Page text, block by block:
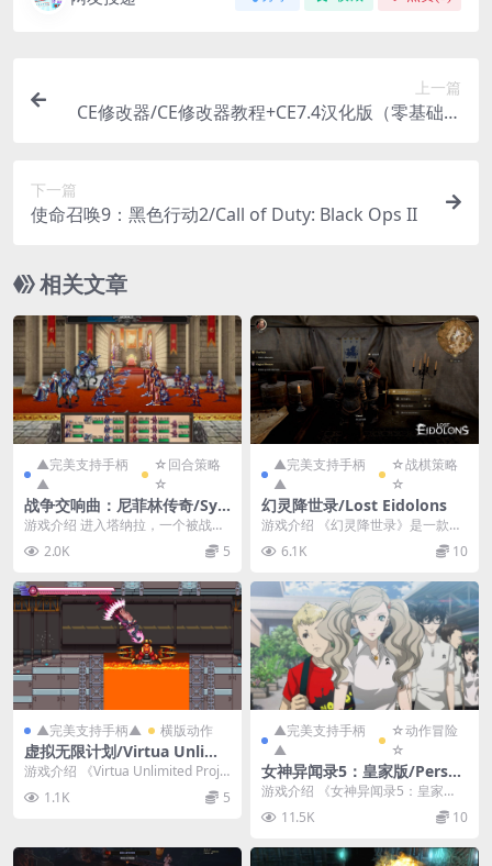
上一篇
CE修改器/CE修改器教程+CE7.4汉化版（零基础学
下一篇
使命召唤9：黑色行动2/Call of Duty: Black Ops II
相关文章
▲完美支持手柄
▲
☆回合策略
☆
战争交响曲：尼菲林传奇/Sy
mphony of War: The Nephi
游戏介绍 进入塔纳拉，一个被战争
蹂躏的土地。你，一个出身卑微的
学院毕业生，将成长...
2.0K 5
▲完美支持手柄
▲
☆战棋策略
☆
幻灵降世录/Lost Eidolons
游戏介绍 《幻灵降世录》是一款回
合制战术角色扮演类游戏。通过扣
人心弦的电影化叙事...
6.1K 10
▲完美支持手柄▲ 横版动作
虚拟无限计划/Virtua Unlimit
ed Project
游戏介绍 《Virtua Unlimited Proje
1.1K 5
▲完美支持手柄
▲
☆动作冒险
☆
女神异闻录5：皇家版/Person
a 5 Royal
游戏介绍 《女神异闻录5：皇家
版》是《女神异闻录5》的强化版。
包括全新的地图场景...
11.5K 10